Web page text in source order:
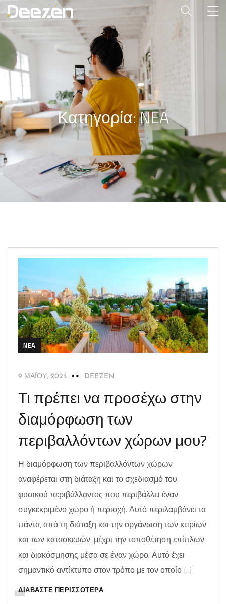
Κατηγορία:NEA
NEA
9 ΜΑΪ́ΟΥ, 2023 DEEZEN
Τι πρέπει να προσέχω στην
διαμόρφωση των
περιβαλλόντων χώρων μου?
Η διαμόρφωση των περιβαλλόντων χώρων
αναφέρεται στη διάταξη και το σχεδιασμό του
φυσικού περιβάλλοντος που περιβάλλει έναν
συγκεκριμένο χώρο ή περιοχή. Αυτό περιλαμβάνει τα
πάντα, από τη διάταξη και την οργάνωση των κτιρίων
και των κατασκευών, μέχρι την τοποθέτηση επίπλων
και διακόσμησης μέσα σε έναν χώρο. Αυτό έχει
σημαντικό αντίκτυπο στον τρόπο με τον οποίο […]
ΔΙΑΒΆΣΤΕ ΠΕΡΙΣΣΌΤΕΡΑ